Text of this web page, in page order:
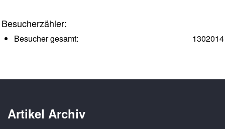
Besucherzähler:
1302014
Besucher gesamt:
Artikel Archiv